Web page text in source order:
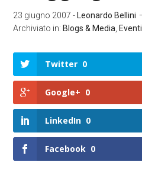
23 giugno 2007 - Leonardo Bellini
Archiviato in: Blogs & Media Eventi
Twitter 0
Google+ 0
LinkedIn 0
Facebook 0